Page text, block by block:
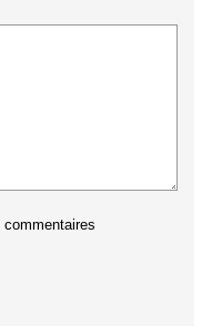
commentaires